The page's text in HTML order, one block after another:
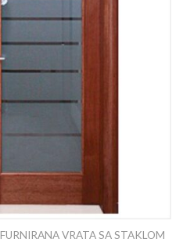
FURNIRANA VRATA SA STAKLOM